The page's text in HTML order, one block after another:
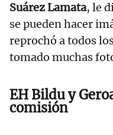
Suárez Lamata, le
se pueden hacer
reprochó a todos
tomado muchas
EH Bildu y
comisión